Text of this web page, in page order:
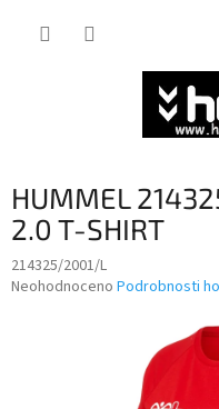
HUMMEL
2.0 T-SHIRT
214325/2001/L
Průměrné
Neohodnoceno Podrobnosti